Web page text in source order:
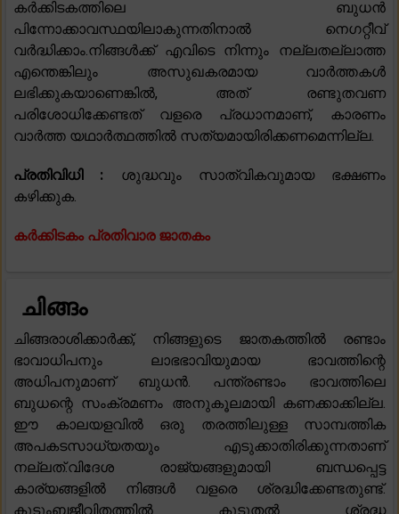
കർക്കിടകത്തിലെ ബുധൻ
പിന്നോക്കാവസ്ഥയിലാകുന്നതിനാൽ നെഗറ്റീവ്
വർദ്ധിക്കാം.നിങ്ങൾക്ക് എവിടെ നിന്നും നല്ലതല്ലാത്ത
എന്തെങ്കിലും അസുഖകരമായ വാർത്തകൾ
ലഭിക്കുകയാണെങ്കിൽ, അത് രണ്ടുതവണ
പരിശോധിക്കേണ്ടത് വളരെ പ്രധാനമാണ്, കാരണം
വാർത്ത യഥാർത്ഥത്തിൽ സത്യമായിരിക്കണമെന്നില്ല.
പ്രതിവിധി : ശുദ്ധവും സാത്വികവുമായ ഭക്ഷണം
കഴിക്കുക.
കർക്കിടകം പ്രതിവാര ജാതകം
ചിങ്ങം
ചിങ്ങരാശിക്കാർക്ക്, നിങ്ങളുടെ ജാതകത്തിൽ രണ്ടാം
ഭാവാധിപനും ലാഭഭാവിയുമായ ഭാവത്തിന്റെ
അധിപനുമാണ് ബുധൻ. പന്ത്രണ്ടാം ഭാവത്തിലെ
ബുധന്റെ സംക്രമണം അനുകൂലമായി കണക്കാക്കില്ല.
ഈ കാലയളവിൽ ഒരു തരത്തിലുള്ള സാമ്പത്തിക
അപകടസാധ്യതയും എടുക്കാതിരിക്കുന്നതാണ്
നല്ലത്.വിദേശ രാജ്യങ്ങളുമായി ബന്ധപ്പെട്ട
കാര്യങ്ങളിൽ നിങ്ങൾ വളരെ ശ്രദ്ധിക്കേണ്ടതുണ്ട്.
കുടുംബജീവിതത്തിൽ കൂടുതൽ ശ്രദ്ധ